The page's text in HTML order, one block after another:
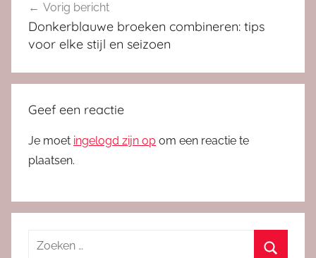
navigatie
Vorig bericht
Donkerblauwe broeken combineren: tips
voor elke stijl en seizoen
Geef een reactie
Je moet ingelogd zijn op om een reactie te
plaatsen.
Zoeken